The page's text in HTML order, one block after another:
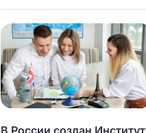
В России создан Институт